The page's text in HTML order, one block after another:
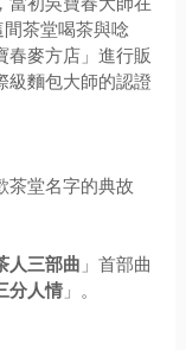
茶堂喝茶與唸
春麥方店」進行販
級麵包大師的認證
茶堂名字的典故
人三部曲 」首部曲
分人情」。